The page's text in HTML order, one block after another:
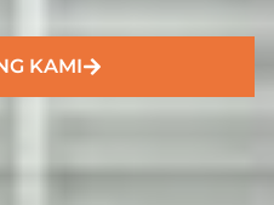
KAMI